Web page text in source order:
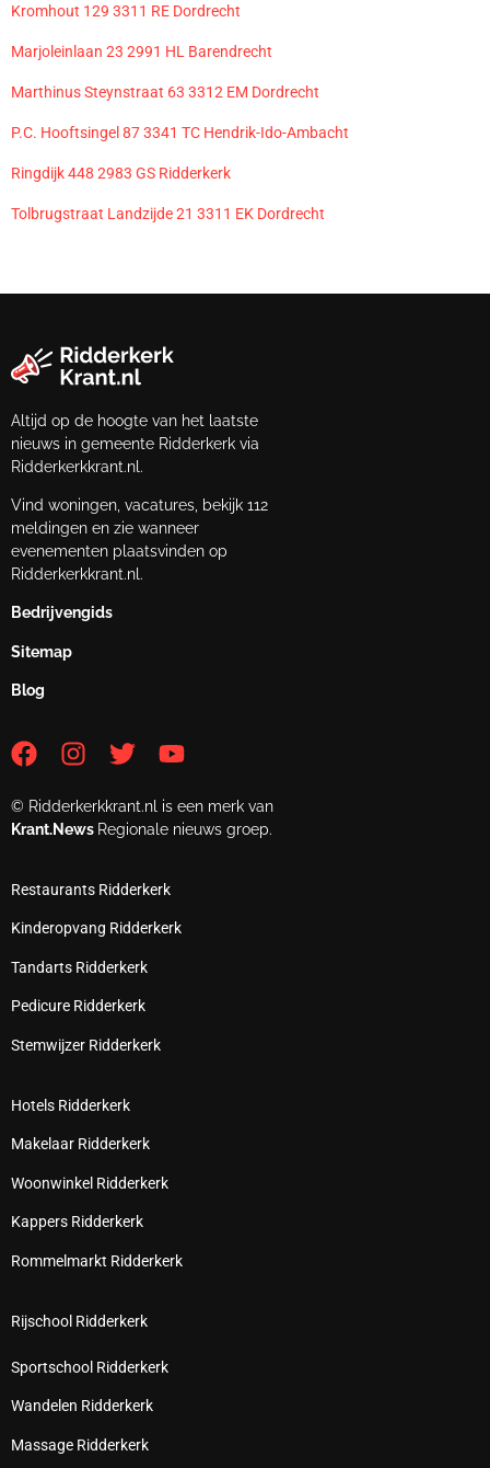
Kromhout 129 3311 RE Dordrecht
Marjoleinlaan 23 2991 HL Barendrecht
Marthinus Steynstraat 63 3312 EM Dordrecht
P.C. Hooftsingel 87 3341 TC Hendrik-Ido-Ambacht
Ringdijk 448 2983 GS Ridderkerk
Tolbrugstraat Landzijde 21 3311 EK Dordrecht
Altijd op de hoogte van het laatste
nieuws in gemeente Ridderkerk via
Ridderkerkkrant.nl.
Vind woningen, vacatures, bekijk 112
meldingen en zie wanneer
evenementen plaatsvinden op
Ridderkerkkrant.nl.
Bedrijvengids
Sitemap
Blog
© Ridderkerkkrant.nl is een merk van
Krant.News Regionale nieuws groep.
Restaurants Ridderkerk
Kinderopvang Ridderkerk
Tandarts Ridderkerk
Pedicure Ridderkerk
Stemwijzer Ridderkerk
Hotels Ridderkerk
Makelaar Ridderkerk
Woonwinkel Ridderkerk
Kappers Ridderkerk
Rommelmarkt Ridderkerk
Rijschool Ridderkerk
Sportschool Ridderkerk
Wandelen Ridderkerk
Massage Ridderkerk